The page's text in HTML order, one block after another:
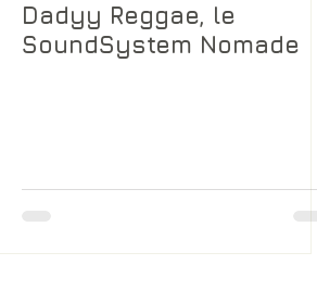
Dadyy Reggae, le
SoundSystem Nomade